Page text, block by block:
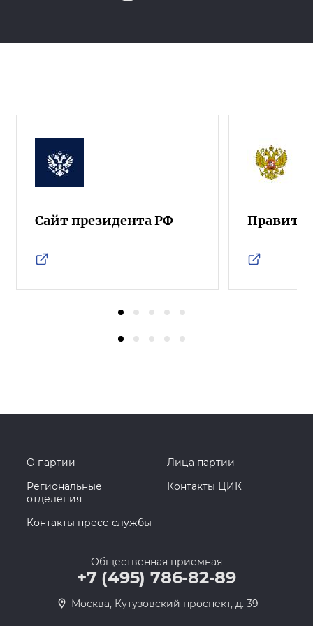
Сайт президента РФ
О партии
Лица партии
Региональные
отделения
Контакты ЦИК
Контакты пресс-службы
Общественная приемная
+7 (495) 786-82-89
Москва, Кутузовский проспект, д. 39